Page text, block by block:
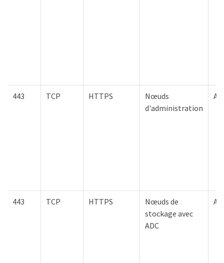
443 TCP HTTPS
Nœuds
d'administration
443 TCP HTTPS
Nœuds de
stockage avec
ADC